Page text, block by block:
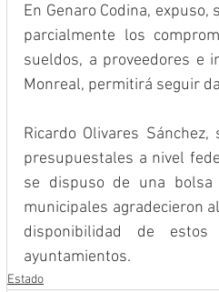
En Genaro Codina,
parcialmente los
sueldos, a proveedores e
Monreal, permitirá seguir
Ricardo Olivares
presupuestales a nivel
se dispuso de una
municipales agradecieron
disponibilidad de
ayuntamientos.
Estado